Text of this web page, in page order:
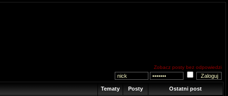
Zobacz posty bez odpowiedzi
Tematy Posty Ostatni post